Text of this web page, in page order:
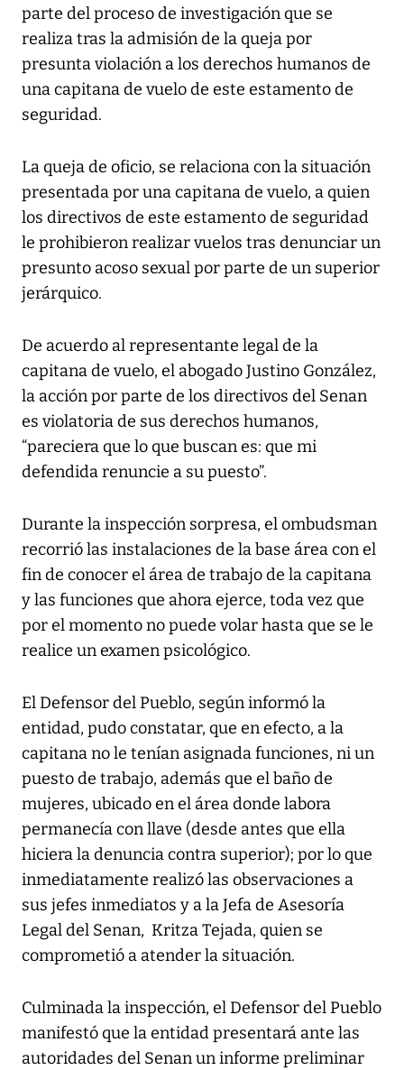
parte del proceso de investigación que se
realiza tras la admisión de la queja por
presunta violación a los derechos humanos de
una capitana de vuelo de este estamento de
seguridad.
La queja de oficio, se relaciona con la situación
presentada por una capitana de vuelo, a quien
los directivos de este estamento de seguridad
le prohibieron realizar vuelos tras denunciar un
presunto acoso sexual por parte de un superior
jerárquico.
De acuerdo al representante legal de la
capitana de vuelo, el abogado Justino González,
la acción por parte de los directivos del Senan
es violatoria de sus derechos humanos,
“pareciera que lo que buscan es: que mi
defendida renuncie a su puesto”.
Durante la inspección sorpresa, el ombudsman
recorrió las instalaciones de la base área con el
fin de conocer el área de trabajo de la capitana
y las funciones que ahora ejerce, toda vez que
por el momento no puede volar hasta que se le
realice un examen psicológico.
El Defensor del Pueblo, según informó la
entidad, pudo constatar, que en efecto, a la
capitana no le tenían asignada funciones, ni un
puesto de trabajo, además que el baño de
mujeres, ubicado en el área donde labora
permanecía con llave (desde antes que ella
hiciera la denuncia contra superior); por lo que
inmediatamente realizó las observaciones a
sus jefes inmediatos y a la Jefa de Asesoría
Legal del Senan, Kritza Tejada, quien se
comprometió a atender la situación.
Culminada la inspección, el Defensor del Pueblo
manifestó que la entidad presentará ante las
autoridades del Senan un informe preliminar